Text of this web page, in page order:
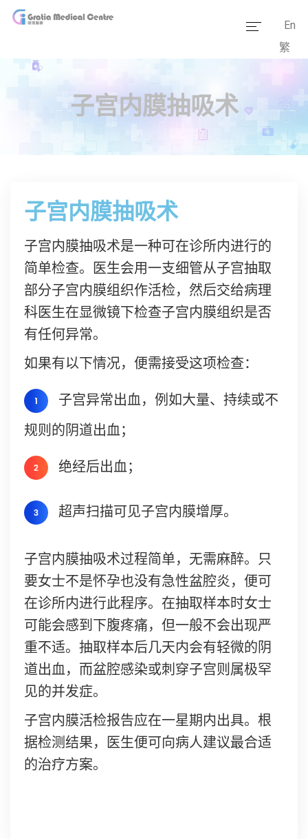
服务范畴
传媒报道
医疗设备
En
繁
子宫内膜抽吸术
子宫内膜抽吸术
子宫内膜抽吸术是一种可在诊所内进行的
简单检查。医生会用一支细管从子宫抽取
部分子宫内膜组织作活检，然后交给病理
科医生在显微镜下检查子宫内膜组织是否
有任何异常。
如果有以下情况，便需接受这项检查：
子宫异常出血，例如大量、持续或不
规则的阴道出血；
绝经后出血；
超声扫描可见子宫内膜增厚。
子宫内膜抽吸术过程简单，无需麻醉。只
要女士不是怀孕也没有急性盆腔炎，便可
在诊所内进行此程序。在抽取样本时女士
可能会感到下腹疼痛，但一般不会出现严
重不适。抽取样本后几天内会有轻微的阴
道出血，而盆腔感染或刺穿子宫则属极罕
见的并发症。
子宫内膜活检报告应在一星期内出具。根
据检测结果，医生便可向病人建议最合适
的治疗方案。